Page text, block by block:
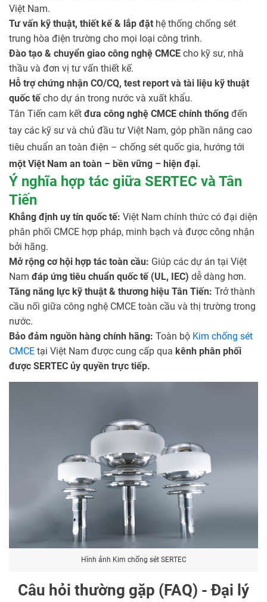
Việt Nam.
Tư vấn kỹ thuật, thiết kế & lắp đặt hệ thống chống sét
trung hòa điện trường cho mọi loại công trình.
Đào tạo & chuyển giao công nghệ CMCE cho kỹ sư, nhà
thầu và đơn vị tư vấn thiết kế.
Hỗ trợ chứng nhận CO/CQ, test report và tài liệu kỹ thuật
quốc tếcho dự án trong nước và xuất khẩu.
Tân Tiến cam kết đưa công nghệ CMCE chính thống đến
tay các kỹ sư và chủ đầu tư Việt Nam, góp phần nâng cao
tiêu chuẩn an toàn điện – chống sét quốc gia, hướng tới
một Việt Nam an toàn – bền vững – hiện đại.
Ý nghĩa hợp tác giữa SERTEC và Tân
Tiến
Khẳng định uy tín quốc tế: Việt Nam chính thức có đại diện
phân phối CMCE hợp pháp, minh bạch và được công nhận
bởi hãng.
Mở rộng cơ hội hợp tác toàn cầu: Giúp các dự án tại Việt
Nam đáp ứng tiêu chuẩn quốc tế (UL, IEC) dễ dàng hơn.
Tăng năng lực kỹ thuật & thương hiệu Tân Tiến: Trở thành
cầu nối giữa công nghệ CMCE toàn cầu và thị trường trong
nước.
Bảo đảm nguồn hàng chính hãng: Toàn bộ Kim chống sét
CMCE tại Việt Nam được cung cấp qua kênh phân phối
được SERTEC ủy quyền trực tiếp.
Hình ảnh Kim chống sét SERTEC
Câu hỏi thường gặp (FAQ) - Đại lý